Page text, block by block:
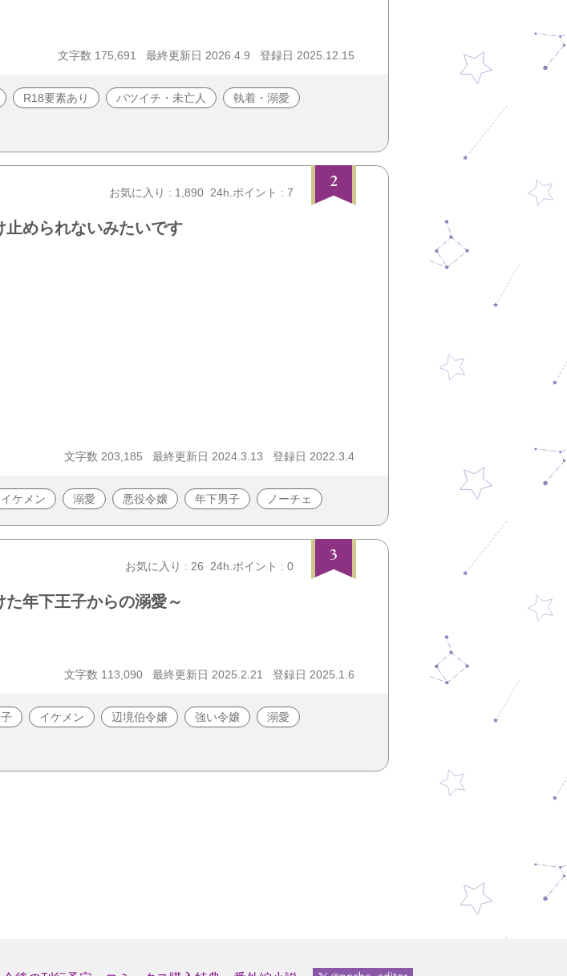
文字数 175,691 最終更新日 2026.4.9 登録日 2025.12.15
R18要素あり バツイチ・未亡人 執着・溺愛
2
お気に入り : 1,890 24h.ポイント : 7
められないみたいです
文字数 203,185 最終更新日 2024.3.13 登録日 2022.3.4
イケメン 溺愛 悪役令嬢 年下男子 ノーチェ
3
お気に入り : 26 24h.ポイント : 0
年下王子からの溺愛～
文字数 113,090 最終更新日 2025.2.21 登録日 2025.1.6
イケメン 辺境伯令嬢 強い令嬢 溺愛